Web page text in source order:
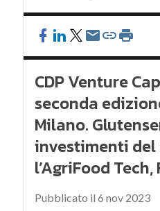
CDP Venture
seconda
Milano.
investimenti del
l’AgriFood
Pubblicato il 6 nov 2023